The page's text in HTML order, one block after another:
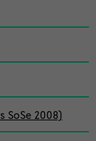
2008)